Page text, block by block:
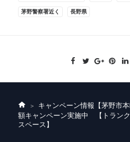
茅野警察署近く 長野県
ホ
ー
ム
キャンペーン情報 【茅野市
額キャンペーン実施中 【トラン
スペース】